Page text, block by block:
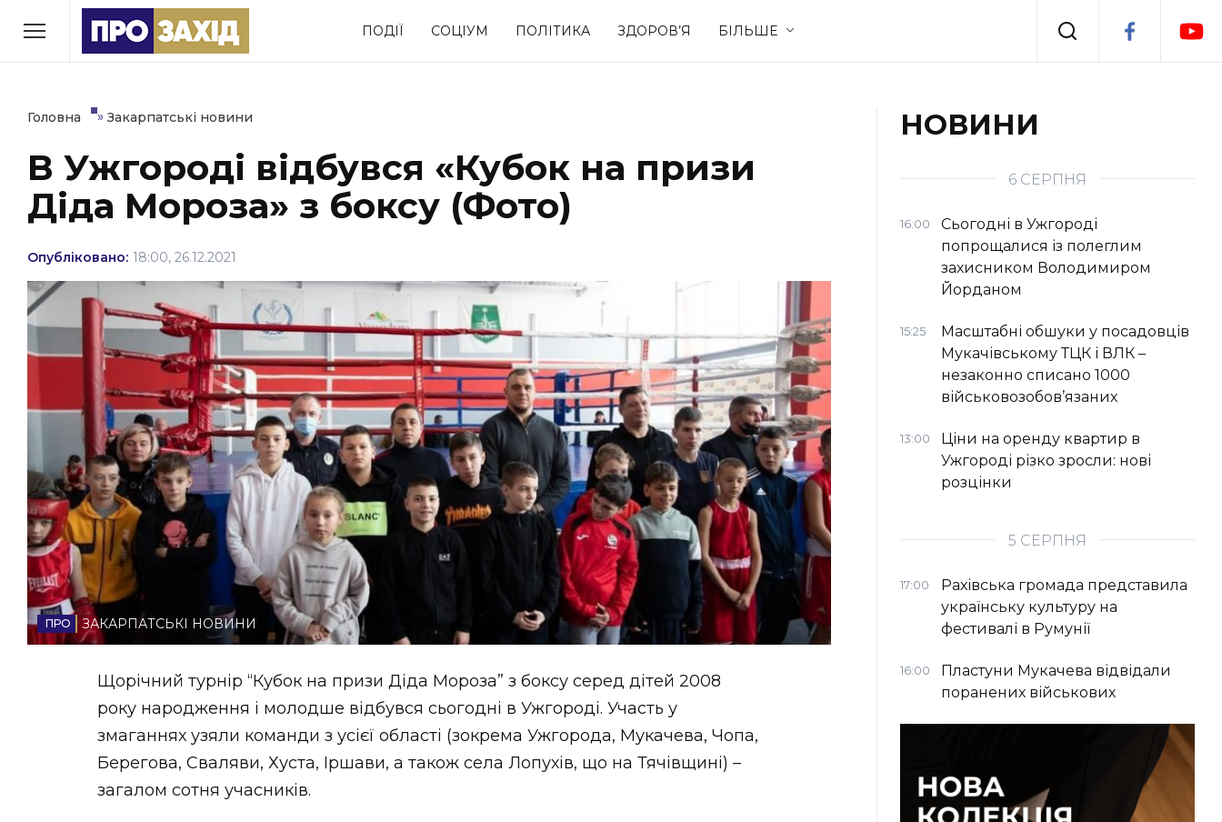
ПОДІЇ СОЦІУМ ПОЛІТИКА ЗДОРОВ’Я БІЛЬШЕ
РУБРИКИ
Економіка Події
Політика Соціум Спорт Стиль життя
Втрачений Ужгород
(відеоверсія)
ЗАКАРПАТСЬКІ НОВИНИ
НОВИНИ ЗАХІДНОЇ УКРАЇНИ
ФОТО
ВІДЕО
Головна » Закарпатські новини
В Ужгороді відбувся «Кубок на призи
Діда Мороза» з боксу (Фото)
Опубліковано: 18:00, 26.12.2021
ЗАКАРПАТСЬКІ НОВИНИ
Щорічний турнір “Кубок на призи Діда Мороза” з боксу серед дітей 2008
року народження і молодше відбувся сьогодні в Ужгороді. Участь у
змаганнях узяли команди з усієї області (зокрема Ужгорода, Мукачева, Чопа,
Берегова, Сваляви, Хуста, Іршави, а також села Лопухів, що на Тячівщині) –
загалом сотня учасників.
НОВИНИ
6 СЕРПНЯ
16:00
Сьогодні в Ужгороді
попрощалися із полеглим
захисником Володимиром
Йорданом
15:25
Масштабні обшуки у посадовців
Мукачівському ТЦК і ВЛК –
незаконно списано 1000
військовозобов’язаних
13:00
Ціни на оренду квартир в
Ужгороді різко зросли: нові
розцінки
5 СЕРПНЯ
17:00
Рахівська громада представила
українську культуру на
фестивалі в Румунії
16:00
Пластуни Мукачева відвідали
поранених військових